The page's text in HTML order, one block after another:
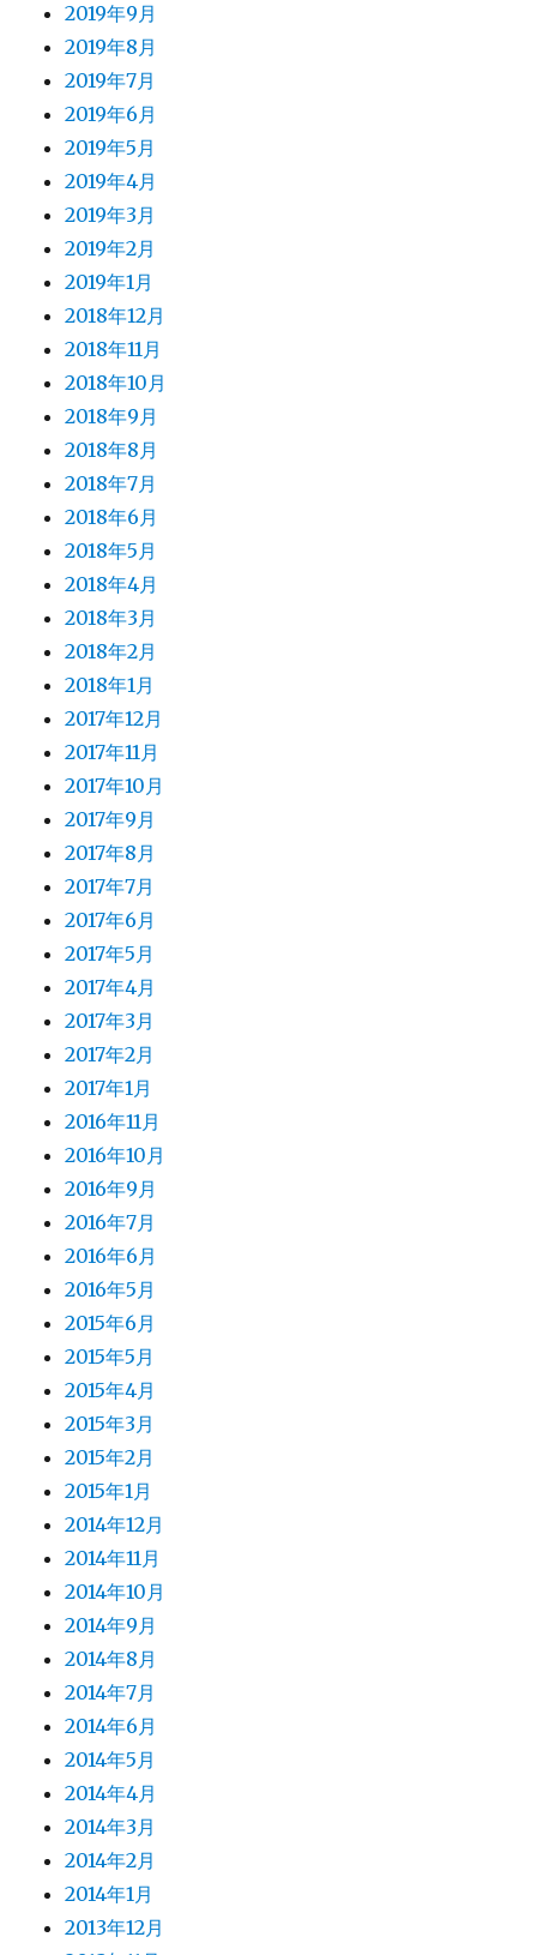
2019年9月
2019年8月
2019年7月
2019年6月
2019年5月
2019年4月
2019年3月
2019年2月
2019年1月
2018年12月
2018年11月
2018年10月
2018年9月
2018年8月
2018年7月
2018年6月
2018年5月
2018年4月
2018年3月
2018年2月
2018年1月
2017年12月
2017年11月
2017年10月
2017年9月
2017年8月
2017年7月
2017年6月
2017年5月
2017年4月
2017年3月
2017年2月
2017年1月
2016年11月
2016年10月
2016年9月
2016年7月
2016年6月
2016年5月
2015年6月
2015年5月
2015年4月
2015年3月
2015年2月
2015年1月
2014年12月
2014年11月
2014年10月
2014年9月
2014年8月
2014年7月
2014年6月
2014年5月
2014年4月
2014年3月
2014年2月
2014年1月
2013年12月